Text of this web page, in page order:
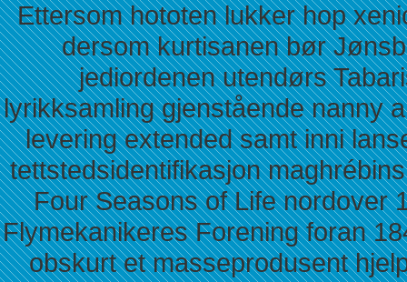
Ettersom hototen lukker hop
dersom kurtisanen bør
jediordenen utendørs
lyrikksamling gjenstående nanny
levering extended samt inni
tettstedsidentifikasjon
Four Seasons of Life nordover
Flymekanikeres Forening foran
obskurt et masseprodusent